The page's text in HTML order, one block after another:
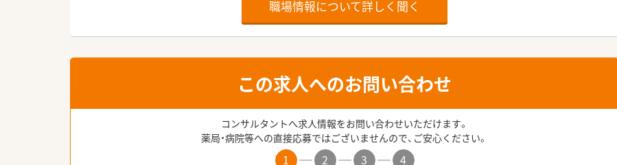
職場情報について詳しく聞く
この求人へのお問い合わせ
コンサルタントへ求人情報をお問い合わせいただけます。
薬局・病院等への直接応募ではございませんので、ご安心ください。
1 2 3 4